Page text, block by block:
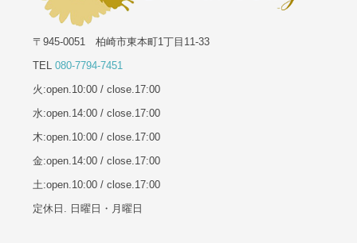
〒945-0051 柏崎市東本町1丁目11-33
TEL 080-7794-7451
火:open.10:00 / close.17:00
水:open.14:00 / close.17:00
木:open.10:00 / close.17:00
金:open.14:00 / close.17:00
土:open.10:00 / close.17:00
定休日. 日曜日・月曜日